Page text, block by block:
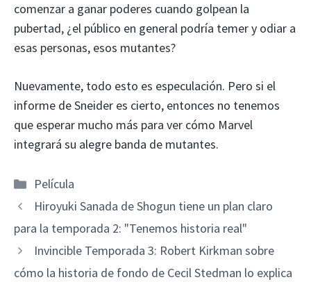
comenzar a ganar poderes cuando golpean la
pubertad, ¿el público en general podría temer y odiar a
esas personas, esos mutantes?
Nuevamente, todo esto es especulación. Pero si el
informe de Sneider es cierto, entonces no tenemos
que esperar mucho más para ver cómo Marvel
integrará su alegre banda de mutantes.
Categorías
Película
Hiroyuki Sanada de Shogun tiene un plan claro
para la temporada 2: "Tenemos historia real"
Invincible Temporada 3: Robert Kirkman sobre
cómo la historia de fondo de Cecil Stedman lo explica